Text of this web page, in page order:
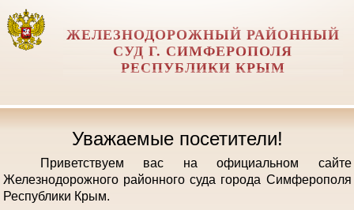
ЖЕЛЕЗНОДОРОЖНЫЙ РАЙОННЫЙ
СУД Г. СИМФЕРОПОЛЯ
РЕСПУБЛИКИ КРЫМ
Уважаемые посетители!
Приветствуем вас на официальном сайте
Железнодорожного районного суда города Симферополя
Республики Крым.